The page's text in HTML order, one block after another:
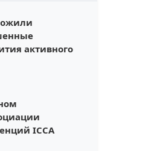
активного
ICCA